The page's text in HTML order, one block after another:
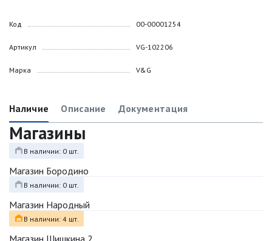
Код
Артикул
Марка
00-00001254
VG-102206
V&G
Наличие Описание Документация
Магазины
В наличии: 0 шт.
Магазин Бородино
В наличии: 0 шт.
Магазин Народный
В наличии: 4 шт.
Магазин Шишкина 2